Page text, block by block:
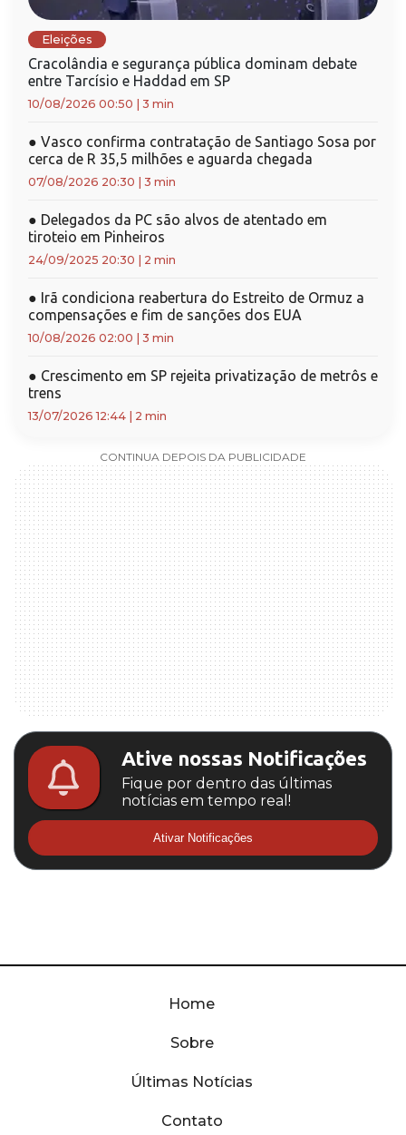
Eleições
Cracolândia e segurança pública dominam debate
entre Tarcísio e Haddad em SP
10/08/2026 00:50 3 min
● Vasco confirma contratação de Santiago Sosa por
cerca de R 35,5 milhões e aguarda chegada
07/08/2026 20:30 3 min
● Delegados da PC são alvos de atentado em
tiroteio em Pinheiros
24/09/2025 20:30 2 min
● Irã condiciona reabertura do Estreito de Ormuz a
compensações e fim de sanções dos EUA
10/08/2026 02:00 3 min
● Crescimento em SP rejeita privatização de metrôs e
trens
13/07/2026 12:44 2 min
CONTINUA DEPOIS DA PUBLICIDADE
Ative nossas Notificações
Fique por dentro das últimas
notícias em tempo real!
Ativar Notificações
Home
Sobre
Últimas Notícias
Contato